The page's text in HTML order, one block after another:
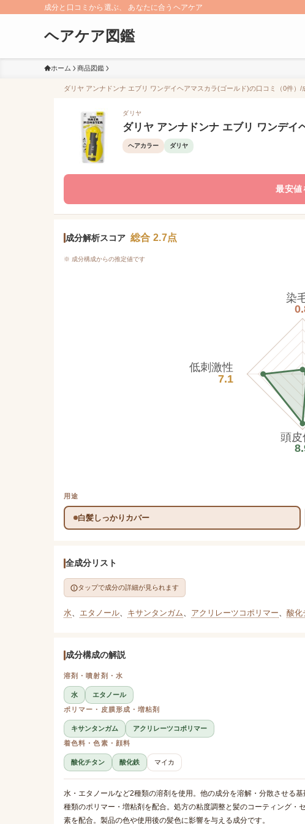
成分と口コミから選ぶ、 あなたに合うヘアケア
ヘアケア図鑑
ホーム 商品図鑑
ダリヤ アンナドンナ エブリ ワンデイヘアマスカラ(ゴールド)の口コミ（0件）/
ダリヤ
ダリヤ アンナドンナ エブリ ワンデイ
ヘアカラー ダリヤ
最安値
成分解析スコア 総合 2.7点
※ 成分構成からの推定値です
染
頭皮
低刺激性
7.1
用途
白髪しっかりカバー
全成分リスト
タップで成分の詳細が見られます
水、 エタノール、 キサンタンガム、 アクリレーツコポリマー、 酸化
成分構成の解説
溶剤・噴射剤・水
水
エタノール
ポリマー・皮膜形成・増粘剤
キサンタンガム
アクリレーツコポリマー
着色料・色素・顔料
酸化チタン 酸化鉄 マイカ
水・エタノールなど2種類の溶剤を使用。他の成分を溶解・分散させる
種類のポリマー・増粘剤を配合。処方の粘度調整と髪のコーティング
素を配合。製品の色や使用後の髪色に影響を与える成分です。